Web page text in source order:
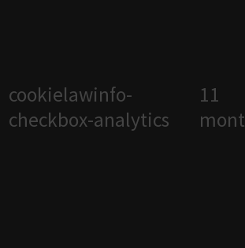
cookielawinfo-
checkbox-analytics
11